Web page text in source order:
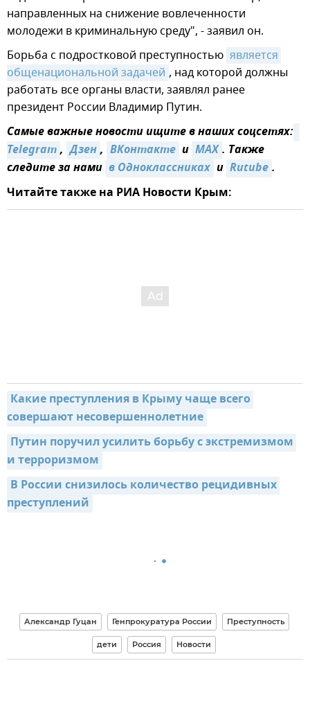
направленных на снижение вовлеченности
молодежи в криминальную среду", - заявил он.
Борьба с подростковой преступностью является
общенациональной задачей , над которой должны
работать все органы власти, заявлял ранее
президент России Владимир Путин.
Самые важные новости ищите в наших соцсетях:
Telegram, Дзен, ВКонтакте и MAX. Также
следите за нами в Одноклассниках и Rutube.
Читайте также на РИА Новости Крым:
Какие преступления в Крыму чаще всего
совершают несовершеннолетние
Путин поручил усилить борьбу с экстремизмом
и терроризмом
В России снизилось количество рецидивных
преступлений
Александр Гуцан Генпрокуратура России Преступность
дети Россия Новости